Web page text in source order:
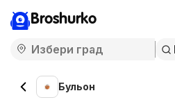
Broshurko
Бульон